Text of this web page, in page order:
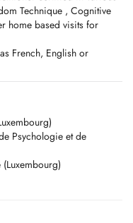
Technique , Cognitive
home based visits for
French, English or
is an essential part
choice influences its
expression.
dedication to being
individual to guide and
tools to unlock their full
and strategies and
Psychologie et de